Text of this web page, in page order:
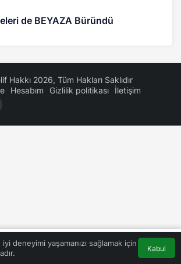
de BEYAZA Büründü
deneyimi yaşamanızı sağlamak için
Kabul
Hakkı 2026, Tüm Hakları Saklıdır
Hesabım Gizlilik politikası İletişim
0